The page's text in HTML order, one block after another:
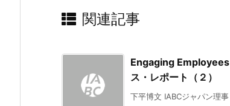
関連記事
Engaging
ス・レポート（２）
下平博文 IABCジャパン理